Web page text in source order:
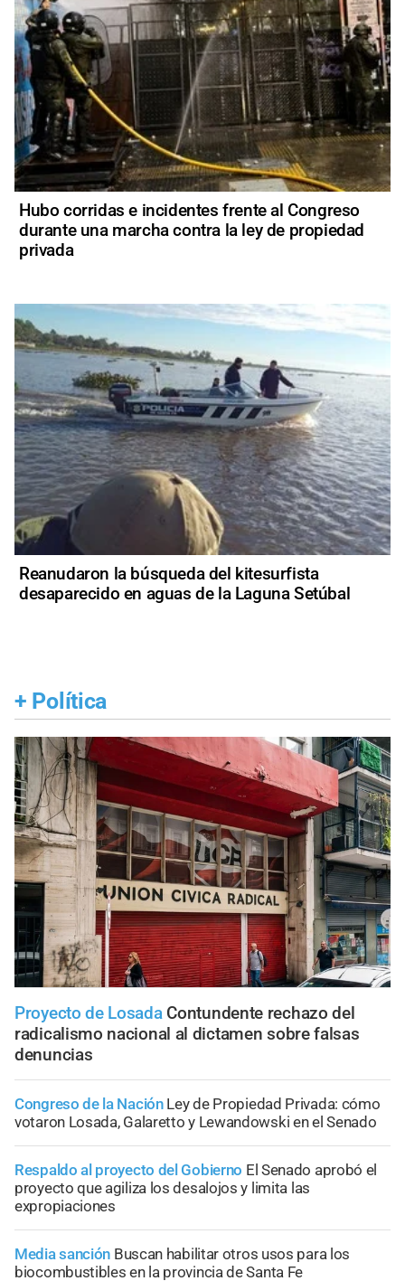
Hubo corridas e incidentes frente al Congreso
durante una marcha contra la ley de propiedad
privada
Reanudaron la búsqueda del kitesurfista
desaparecido en aguas de la Laguna Setúbal
+ Política
Proyecto de Losada Contundente rechazo del
radicalismo nacional al dictamen sobre falsas
denuncias
Congreso de la Nación Ley de Propiedad Privada: cómo
votaron Losada, Galaretto y Lewandowski en el Senado
Respaldo al proyecto del Gobierno El Senado aprobó el
proyecto que agiliza los desalojos y limita las
expropiaciones
Media sanción Buscan habilitar otros usos para los
biocombustibles en la provincia de Santa Fe